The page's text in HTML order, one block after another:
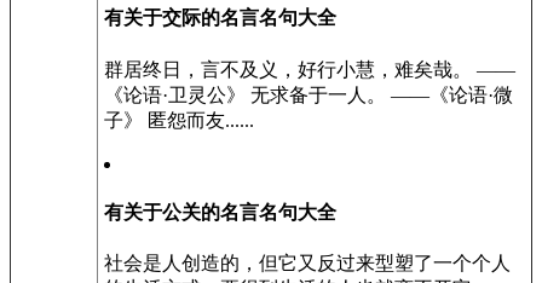
有关于交际的名言名句大全
群居终日，言不及义，好行小慧，难矣哉。 ——
《论语·卫灵公》 无求备于一人。 ——《论语·微
子》 匿怨而友......
有关于公关的名言名句大全
社会是人创造的，但它又反过来型塑了一个个人